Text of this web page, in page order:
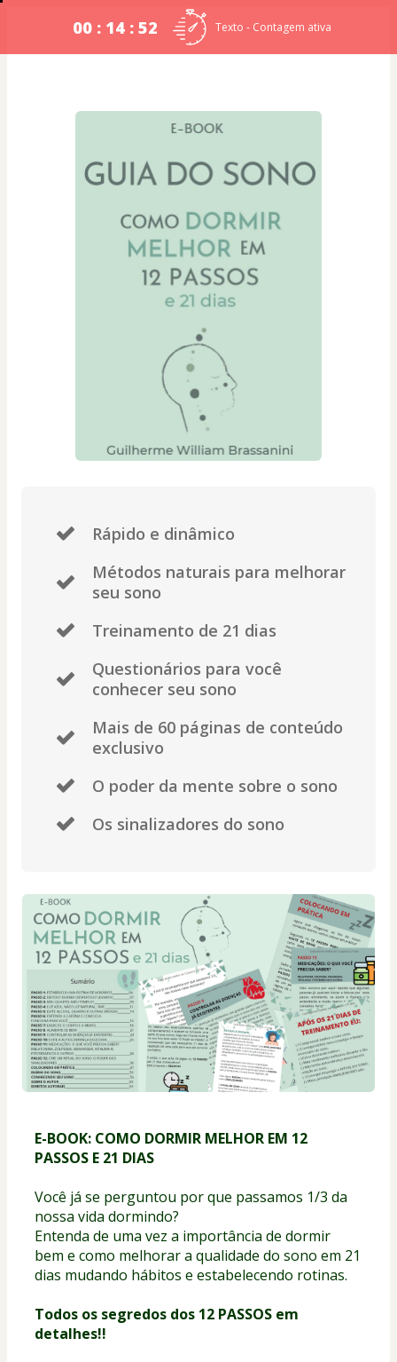
00 : 14 : 51 Texto - Contagem ativa
Rápido e dinâmico
Métodos naturais para melhorar
seu sono
Treinamento de 21 dias
Questionários para você
conhecer seu sono
Mais de 60 páginas de conteúdo
exclusivo
O poder da mente sobre o sono
Os sinalizadores do sono
E-BOOK: COMO DORMIR MELHOR EM 12
PASSOS E 21 DIAS
Você já se perguntou por que passamos 1/3 da
nossa vida dormindo?
Entenda de uma vez a importância de dormir
bem e como melhorar a qualidade do sono em 21
dias mudando hábitos e estabelecendo rotinas.
Todos os segredos dos 12 PASSOS em
detalhes!!